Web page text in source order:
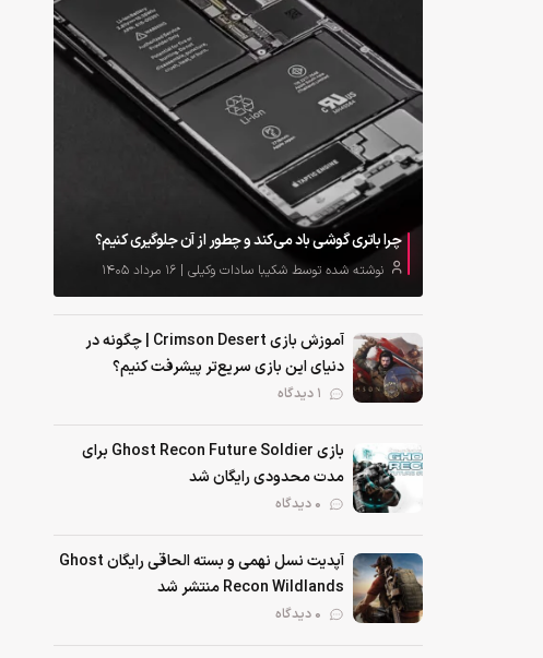
چرا باتری گوشی باد می‌کند و چطور از آن جلوگیری کنیم؟
نوشته شده توسط شکیبا سادات وکیلی | ۱۶ مرداد ۱۴۰۵
آموزش بازی Crimson Desert | چگونه در
دنیای این بازی سریع‌تر پیشرفت کنیم؟
بازی Ghost Recon Future Soldier برای
مدت محدودی رایگان شد
آپدیت نسل نهمی و بسته الحاقی رایگان Ghost
Recon Wildlands منتشر شد